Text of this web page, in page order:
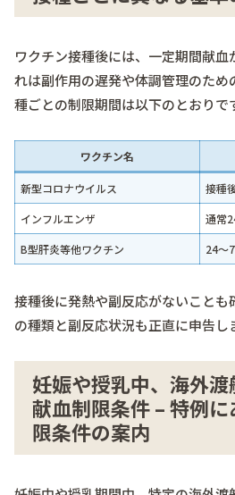
ワクチン接種後には、一定期間献血
れは副作用の遅発や体調管理のため
種ごとの制限期間は以下のとおりで
ワクチン名
新型コロナウイルス
接種
インフルエンザ
通常
B型肝炎等他ワクチン
24～
接種後に発熱や副反応がないことも
の種類と副反応状況も正直に申告し
妊娠や授乳中、海外
献血制限条件 – 特例
限条件の案内